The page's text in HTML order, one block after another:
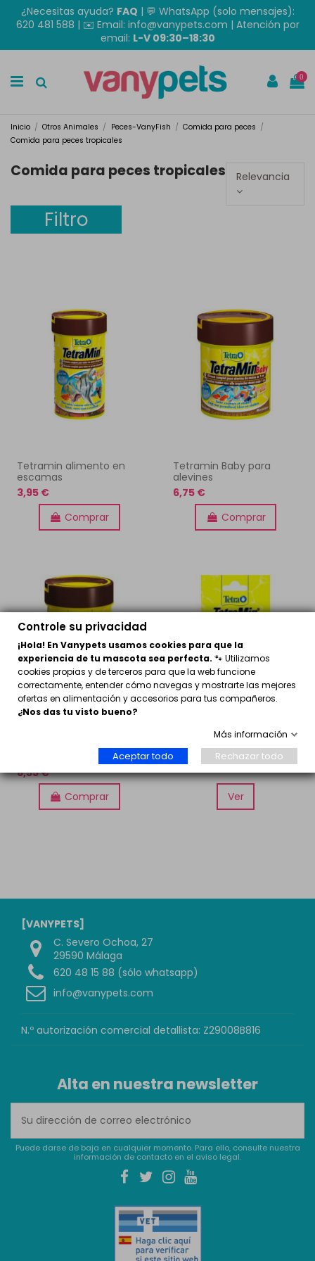
¿Necesitas ayuda? FAQ | 💬 WhatsApp (solo mensajes):
620 481 588 | ✉️ Email: info@vanypets.com | Atención por
email: L-V 09:30–18:30
0
Inicio Otros Animales Peces-VanyFish
Comida para peces
Comida para peces tropicales
Comida para peces tropicales Relevancia
Filtro
Tetramin alimento en
escamas
3,95 €
Comprar
Tetramin Baby para
alevines
6,75 €
Comprar
Tetramin Junior para
6,55 €
Comprar
Tetramin Vacaciones
5,60 €
Ver
[VANYPETS]
C. Severo Ochoa, 27
29590 Málaga
620 48 15 88 (sólo whatsapp)
info@vanypets.com
N.º autorización comercial detallista: Z29008B816
Alta en nuestra newsletter
Puede darse de baja en cualquier momento. Para ello, consulte nuestra
información de contacto en el aviso legal.
Controle su privacidad
¡Hola! En Vanypets usamos cookies para que la
experiencia de tu mascota sea perfecta. 🐾 Utilizamos
cookies propias y de terceros para que la web funcione
correctamente, entender cómo navegas y mostrarte las mejores
ofertas en alimentación y accesorios para tus compañeros.
¿Nos das tu visto bueno?
Más información
Aceptar todo Rechazar todo